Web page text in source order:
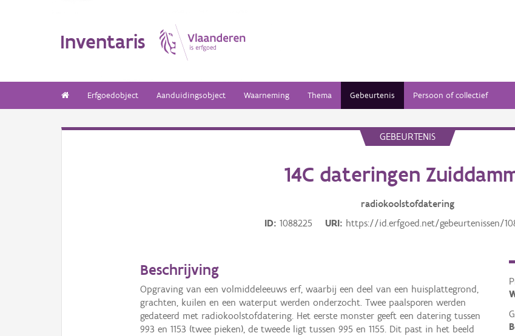
Inventaris
Erfgoedobject Aanduidingsobject Waarneming Thema Gebeurtenis Persoon of collectief
GEBEURTENIS
14C dateringen
radiokoolstofdatering
ID
1088225 URI https://id.erfgoed.net/gebeurtenissen/
Beschrijving
Opgraving van een volmiddeleeuws erf, waarbij een deel van een huisplattegrond,
grachten, kuilen en een waterput werden onderzocht. Twee paalsporen werden
gedateerd met radiokoolstofdatering. Het eerste monster geeft een datering tussen
993 en 1153 (twee pieken), de tweede ligt tussen 995 en 1155. Dit past in het beeld